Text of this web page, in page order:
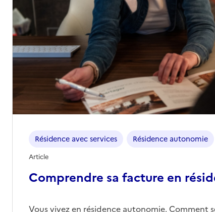
Comprendre sa facture en
Résidence avec services Résidence autonomie
Article
Vous vivez en résidence autonomie. Comment